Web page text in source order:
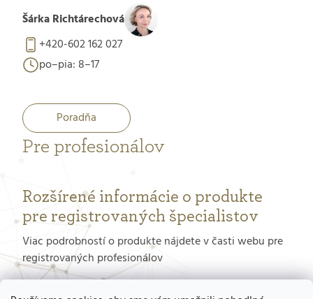
Šárka Richtárechová
+420-602 162 027
po–pia: 8–17
Poradňa
Pre profesionálov
Rozšírené informácie o produkte
pre registrovaných špecialistov
Viac podrobností o produkte nájdete v časti webu pre
registrovaných profesionálov
PORTÁL PRE PROFESIONÁLOV